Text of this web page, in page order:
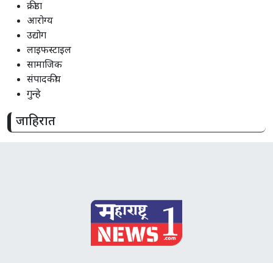
क्रीडा
आरोग्य
उद्योग
लाइफस्टाइल
सामाजिक
संपादकीय
गुन्हे
जाहिरात